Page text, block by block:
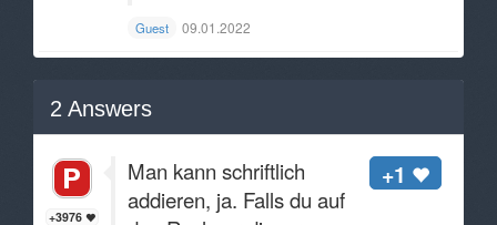
Guest 09.01.2022
2 Answers
+3976
+1
Man kann schriftlich
addieren, ja. Falls du auf